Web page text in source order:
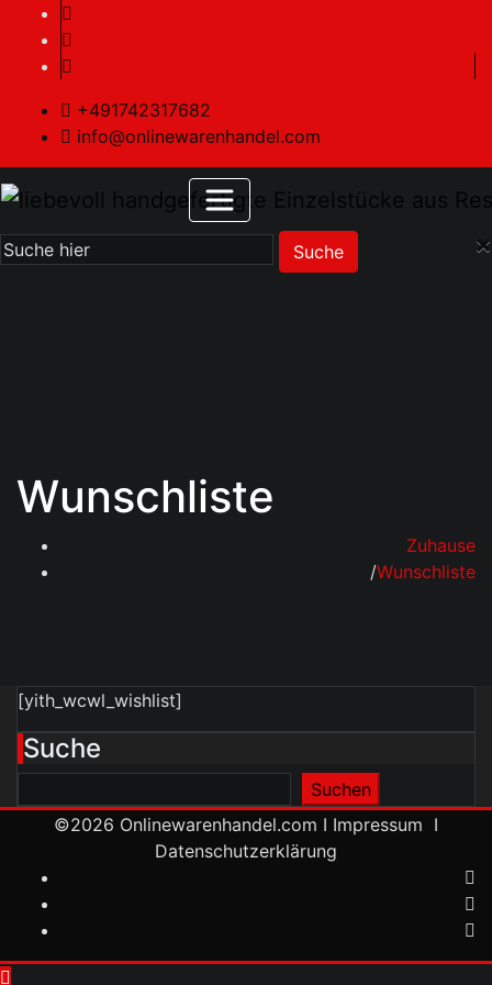
+491742317682
info@onlinewarenhandel.com
×
Suche
Wunschliste
Zuhause
Wunschliste
[yith_wcwl_wishlist]
Suche
Suchen
©2026 Onlinewarenhandel.com I Impressum I
Datenschutzerklärung